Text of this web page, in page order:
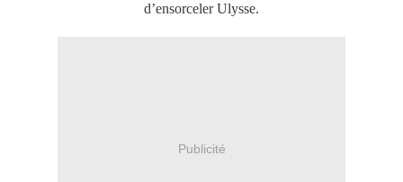
d’ensorceler Ulysse.
Publicité